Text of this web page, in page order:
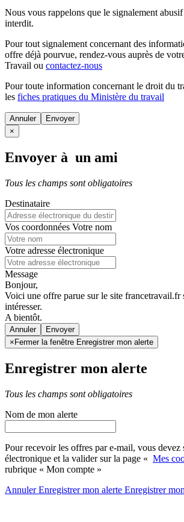
Nous vous rappelons que le signalement
interdit.
Pour tout signalement concernant des
offre déjà pourvue, rendez-vous auprès de
Travail ou contactez-nous
Pour toute information concernant le droit du
les fiches pratiques du Ministère du travail
Annuler
×
Envoyer à un ami
Tous les champs sont obligatoires
Destinataire
Vos coordonnées Votre nom
Votre adresse électronique
Message
Bonjour,
Voici une offre parue sur le site francetravail.fr
intéresser.
A bientôt.
Annuler
× Fermer la fenêtre Enregistrer mon alerte
Enregistrer mon alerte
Tous les champs sont obligatoires
Nom de mon alerte
Pour recevoir les offres par e-mail, vous devez
électronique et la valider sur la page « Mes
rubrique « Mon compte »
AnnulerEnregistrer mon alerte Enregistrer